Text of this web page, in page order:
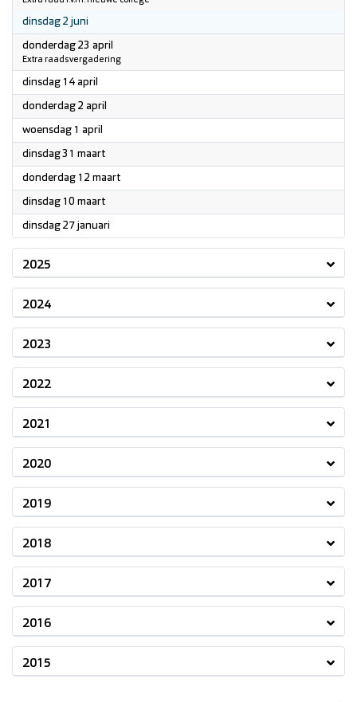
dinsdag 2 juni
donderdag 23 april
Extra raadsvergadering
dinsdag 14 april
donderdag 2 april
woensdag 1 april
dinsdag 31 maart
donderdag 12 maart
dinsdag 10 maart
dinsdag 27 januari
2025
2024
2023
2022
2021
2020
2019
2018
2017
2016
2015